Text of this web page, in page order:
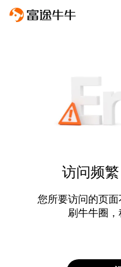
访问频
您所要访问的页
刷牛牛圈